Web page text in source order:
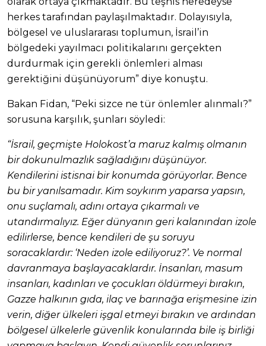
herkes tarafından paylaşılmaktadır. Dolayısıyla,
bölgesel ve uluslararası toplumun, İsrail’in
bölgedeki yayılmacı politikalarını gerçekten
durdurmak için gerekli önlemleri alması
gerektiğini düşünüyorum” diye konuştu.
Bakan Fidan, “Peki sizce ne tür önlemler alınmalı?”
sorusuna karşılık, şunları söyledi:
“İsrail, geçmişte Holokost’a maruz kalmış olmanın
bir dokunulmazlık sağladığını düşünüyor.
Kendilerini istisnai bir konumda görüyorlar. Bence
bu bir yanılsamadır. Kim soykırım yaparsa yapsın,
onu suçlamalı, adını ortaya çıkarmalı ve
utandırmalıyız. Eğer dünyanın geri kalanından izole
edilirlerse, bence kendileri de şu soruyu
soracaklardır: ‘Neden izole ediliyoruz?’. Ve normal
davranmaya başlayacaklardır. İnsanları, masum
insanları, kadınları ve çocukları öldürmeyi bırakın,
Gazze halkının gıda, ilaç ve barınağa erişmesine izin
verin, diğer ülkeleri işgal etmeyi bırakın ve ardından
bölgesel ülkelerle güvenlik konularında bile iş birliği